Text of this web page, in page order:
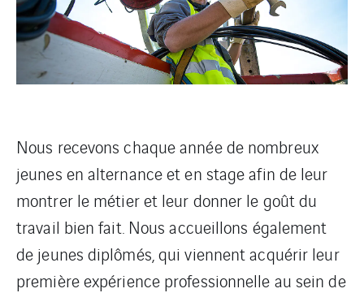
Nous recevons chaque année de nombreux
jeunes en alternance et en stage afin de leur
montrer le métier et leur donner le goût du
travail bien fait. Nous accueillons également
de jeunes diplômés, qui viennent acquérir leur
première expérience professionnelle au sein de